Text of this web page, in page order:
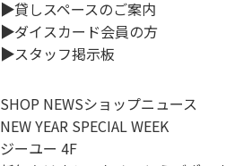
▶貸しスペースのご案内
▶ダイスカード会員の方
▶スタッフ掲示板
SHOP NEWSショップニュース
NEW YEAR SPECIAL WEEK
ジーユー 4F